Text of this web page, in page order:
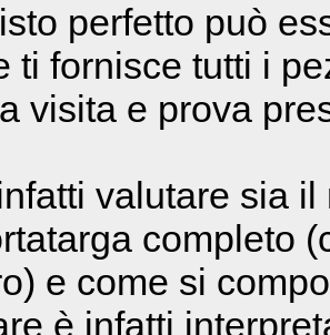
perfetto può
ti fornisce tutti i
visita e prova
valutare sia
completo
e come si
è infatti